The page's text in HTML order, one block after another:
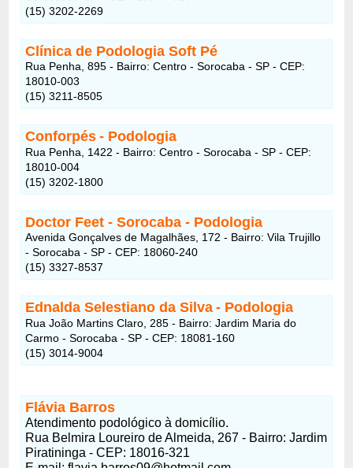
(15) 3202-2269
Clínica de Podologia Soft Pé
Rua Penha, 895 - Bairro: Centro - Sorocaba - SP - CEP:
18010-003
(15) 3211-8505
Conforpés - Podologia
Rua Penha, 1422 - Bairro: Centro - Sorocaba - SP - CEP:
18010-004
(15) 3202-1800
Doctor Feet - Sorocaba - Podologia
Avenida Gonçalves de Magalhães, 172 - Bairro: Vila Trujillo
- Sorocaba - SP - CEP: 18060-240
(15) 3327-8537
Ednalda Selestiano da Silva - Podologia
Rua João Martins Claro, 285 - Bairro: Jardim Maria do
Carmo - Sorocaba - SP - CEP: 18081-160
(15) 3014-9004
Flávia Barros
Atendimento podológico à domicílio.
Rua Belmira Loureiro de Almeida, 267 - Bairro: Jardim
Piratininga - CEP: 18016-321